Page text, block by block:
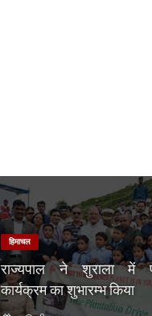
हिमाचल
राज्यपाल ने शुराला में
कार्यक्रम का शुभारम्भ किया